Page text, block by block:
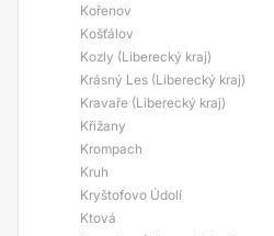
Kořenov
Košťálov
Kozly (Liberecký kraj)
Krásný Les (Liberecký kraj)
Kravaře (Liberecký kraj)
Křižany
Krompach
Kruh
Kryštofovo Údolí
Ktová